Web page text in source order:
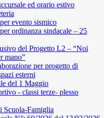
ed orario estivo
evento sismico
ordinanza sindacale – 25
del Progetto L2 – “Noi
mano”
per progetto di
esterni
del 1 Maggio
- classi terze- plesso
Scuola-Famiglia